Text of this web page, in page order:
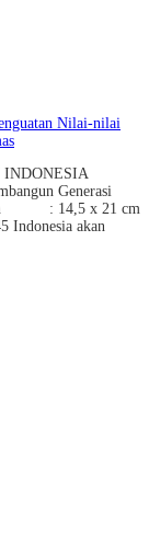
Nilai-nilai
Generasi
: 14,5 x 21 cm
akan